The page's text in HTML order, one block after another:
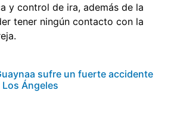
y control de ira, además de la
tener ningún contacto con la
sufre un fuerte accidente
Ángeles